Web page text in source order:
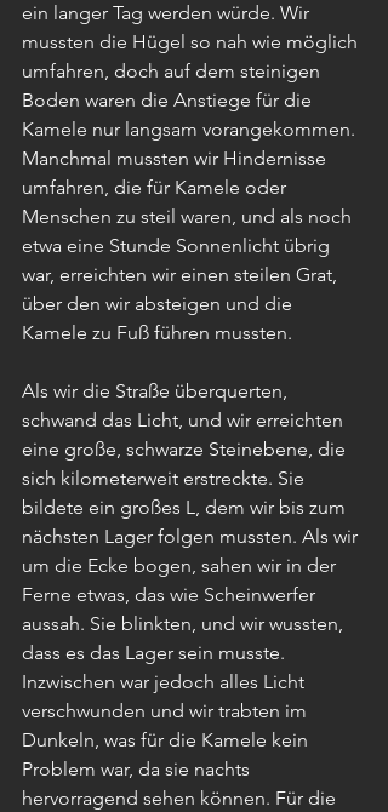
ein langer Tag werden würde. Wir
mussten die Hügel so nah wie möglich
umfahren, doch auf dem steinigen
Boden waren die Anstiege für die
Kamele nur langsam vorangekommen.
Manchmal mussten wir Hindernisse
umfahren, die für Kamele oder
Menschen zu steil waren, und als noch
etwa eine Stunde Sonnenlicht übrig
war, erreichten wir einen steilen Grat,
über den wir absteigen und die
Kamele zu Fuß führen mussten.
Als wir die Straße überquerten,
schwand das Licht, und wir erreichten
eine große, schwarze Steinebene, die
sich kilometerweit erstreckte. Sie
bildete ein großes L, dem wir bis zum
nächsten Lager folgen mussten. Als wir
um die Ecke bogen, sahen wir in der
Ferne etwas, das wie Scheinwerfer
aussah. Sie blinkten, und wir wussten,
dass es das Lager sein musste.
Inzwischen war jedoch alles Licht
verschwunden und wir trabten im
Dunkeln, was für die Kamele kein
Problem war, da sie nachts
hervorragend sehen können. Für die